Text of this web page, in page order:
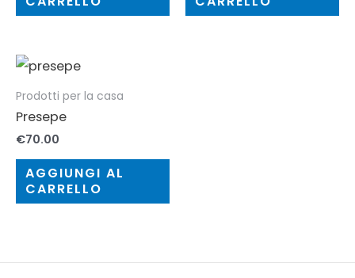
Prodotti per la casa
Presepe
€70.00
AGGIUNGI AL
CARRELLO